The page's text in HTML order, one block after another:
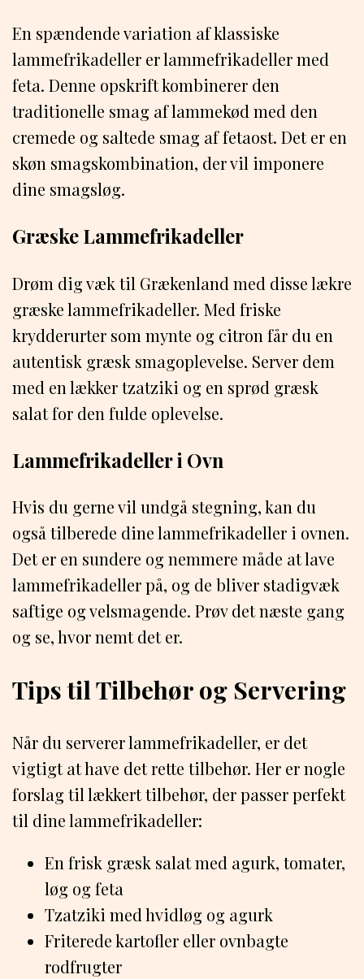
En spændende variation af klassiske
lammefrikadeller er lammefrikadeller med
feta. Denne opskrift kombinerer den
traditionelle smag af lammekød med den
cremede og saltede smag af fetaost. Det er en
skøn smagskombination, der vil imponere
dine smagsløg.
Græske Lammefrikadeller
Drøm dig væk til Grækenland med disse lækre
græske lammefrikadeller. Med friske
krydderurter som mynte og citron får du en
autentisk græsk smagoplevelse. Server dem
med en lækker tzatziki og en sprød græsk
salat for den fulde oplevelse.
Lammefrikadeller i Ovn
Hvis du gerne vil undgå stegning, kan du
også tilberede dine lammefrikadeller i ovnen.
Det er en sundere og nemmere måde at lave
lammefrikadeller på, og de bliver stadigvæk
saftige og velsmagende. Prøv det næste gang
og se, hvor nemt det er.
Tips til Tilbehør og Servering
Når du serverer lammefrikadeller, er det
vigtigt at have det rette tilbehør. Her er nogle
forslag til lækkert tilbehør, der passer perfekt
til dine lammefrikadeller:
En frisk græsk salat med agurk, tomater,
løg og feta
Tzatziki med hvidløg og agurk
Friterede kartofler eller ovnbagte
rodfrugter